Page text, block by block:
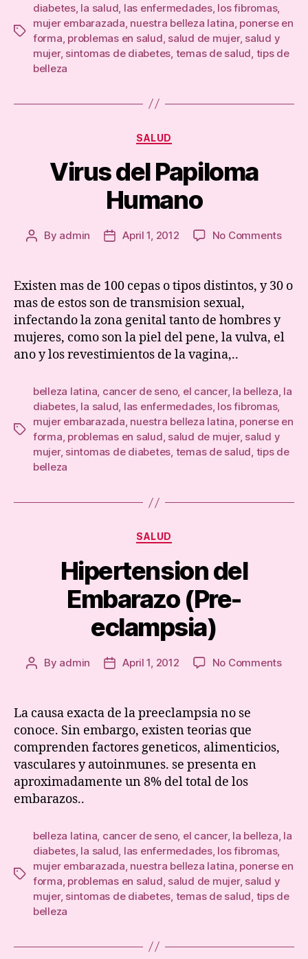
Tags
diabetes, la salud las enfermedades, los fibromas,
mujer embarazada nuestra belleza latina ponerse en
forma problemas en salud salud de mujer, salud y
mujer, sintomas de diabetes temas de salud tips de
belleza
Categories
SALUD
Virus del Papiloma
Humano
Post
By admin
PostApril 1, 2012 No Commentson
Existen mas de 100 cepas o tipos distintos, y 30 o
mas de estos son de transmision sexual,
infectando la zona genital tanto de hombres y
mujeres, como son la piel del pene, la vulva, el
ano y los revestimientos de la vagina,..
Tags
belleza latina, cancer de seno, el cancer, la belleza, la
diabetes, la salud, las enfermedades, los fibromas,
mujer embarazada, nuestra belleza latina, ponerse en
forma, problemas en salud, salud de mujer, salud y
mujer, sintomas de diabetes, temas de salud, tips de
belleza
Categories
SALUD
Hipertension del
Embarazo (Pre-
eclampsia)
Post
By admin
PostApril 1, 2012 No Commentson
La causa exacta de la preeclampsia no se
conoce. Sin embargo, existen teorias que
comprenden factores geneticos, alimenticios,
vasculares y autoinmunes. se presenta en
aproximadamente un 8% del total de los
embarazos..
Tags
belleza latina cancer de seno, el cancer, la belleza la
diabetes, la salud las enfermedades, los fibromas,
mujer embarazada nuestra belleza latina ponerse en
forma problemas en salud salud de mujer, salud y
mujer, sintomas de diabetes temas de salud tips de
belleza